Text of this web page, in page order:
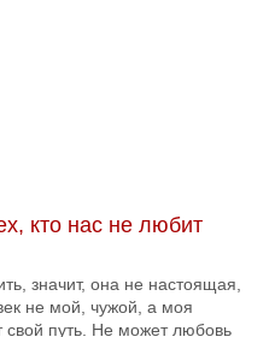
кто нас не любит
значит, она не настоящая,
не мой, чужой, а моя
свой путь. Не может любовь